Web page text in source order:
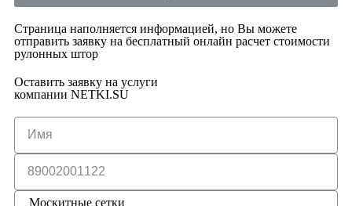
Страница наполняется информацией, но Вы можете
отправить заявку на бесплатный онлайн расчет стоимости
рулонных штор
Оставить заявку на услуги
компании NETKI.SU